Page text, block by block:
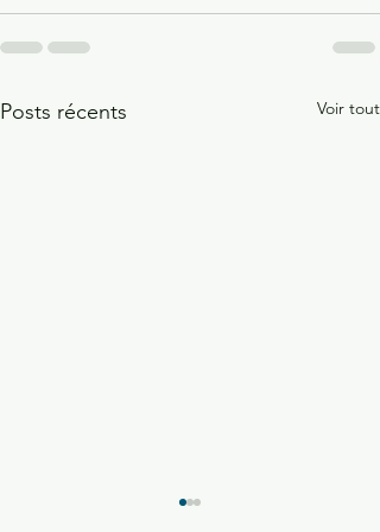
Posts récents Voir tout